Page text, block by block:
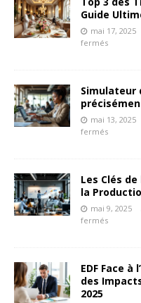
Guide
mai 17, 2025
fermés
Simulateur
mai 13, 2025
fermés
Les Clés
la
mai 9, 2025
fermés
EDF Face à
des
2025